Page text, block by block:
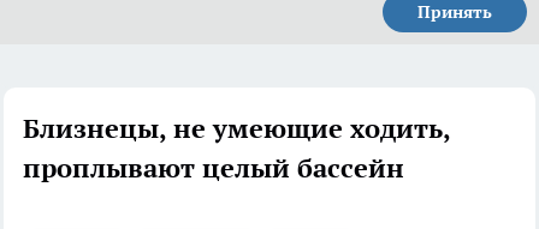
Принять
Близнецы, не умеющие ходить,
проплывают целый бассейн